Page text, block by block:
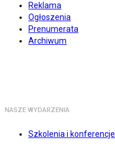
Reklama
Ogłoszenia
Prenumerata
Archiwum
NASZE WYDARZENIA
Szkolenia i konferencje